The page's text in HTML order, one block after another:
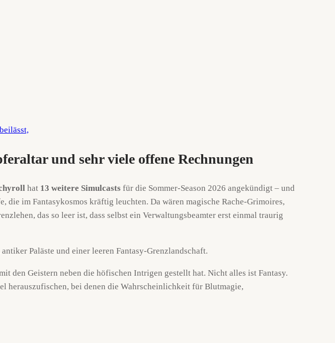
und sehr viele offene Rechnungen
hat 13 weitere Simulcasts für die Sommer-Season 2026 angekündigt – und
im Fantasykosmos kräftig leuchten. Da wären magische Rache-Grimoires,
das so leer ist, dass selbst ein Verwaltungsbeamter erst einmal traurig
den Geistern neben die höfischen Intrigen gestellt hat. Nicht alles ist Fantasy.
herauszufischen, bei denen die Wahrscheinlichkeit für Blutmagie,